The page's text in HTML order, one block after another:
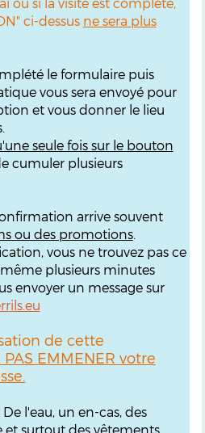
ci-dessus ne sera plus
le formulaire puis
vous sera envoyé pour
et vous donner le lieu
seule fois sur le bouton
cumuler plusieurs
arrive souvent
ou des promotions.
vous ne trouvez pas ce
plusieurs minutes
envoyer un message sur
de cette
EMMENER votre
De l'eau, un en-cas, des
et surtout des vêtements